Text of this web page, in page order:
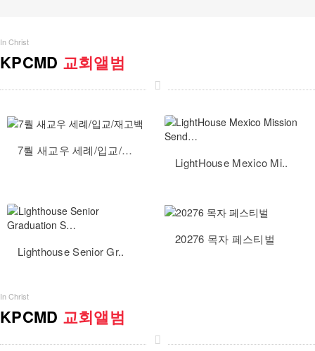
In Christ
KPCMD 교회앨범
7뤌 새교우 세례/입교/재고백
LightHouse Mexico Mi..
Lighthouse Senior Gr..
20276 목자 페스티벌
In Christ
KPCMD 교회앨범